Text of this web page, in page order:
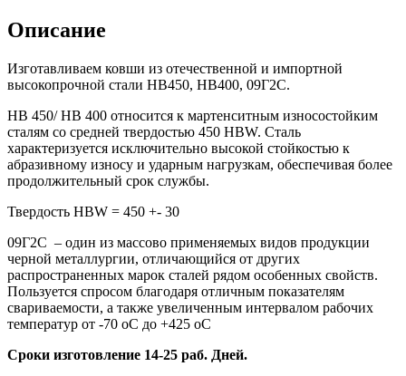
Описание
Изготавливаем ковши из отечественной и импортной
высокопрочной стали HB450, HB400, 09Г2С.
HB 450/ HB 400 относится к мартенситным износостойким
сталям со средней твердостью 450 HBW. Сталь
характеризуется исключительно высокой стойкостью к
абразивному износу и ударным нагрузкам, обеспечивая более
продолжительный срок службы.
Твердость HBW = 450 +- 30
09Г2С – один из массово применяемых видов продукции
черной металлургии, отличающийся от других
распространенных марок сталей рядом особенных свойств.
Пользуется спросом благодаря отличным показателям
свариваемости, а также увеличенным интервалом рабочих
температур от -70 оС до +425 оС
Сроки изготовление 14-25 раб. Дней.